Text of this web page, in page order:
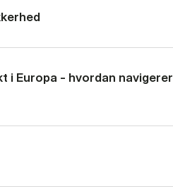
i Europa - hvordan navigerer